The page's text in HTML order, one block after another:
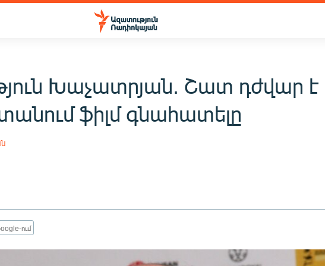
Խաչատրյան. Շատ դժվար է
ֆիլմ գնահատելը
ում